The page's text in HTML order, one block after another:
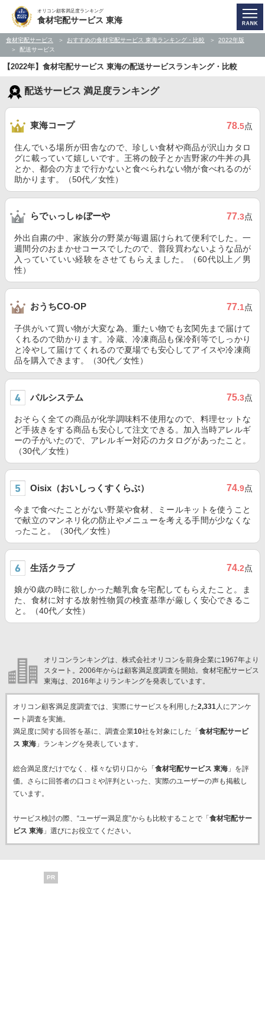
オリコン顧客満足度ランキング
食材宅配サービス 東海
食材宅配サービス おすすめの食材宅配サービス 東海ランキング・比較
2022年版
配送サービス
【2022年】食材宅配サービス 東海の配送サービスランキング・比較
配送サービス 満足度ランキング
東海コープ 78.5点
住んでいる場所が田舎なので、珍しい食材や商品が沢山カタロ
グに載っていて嬉しいです。王将の餃子とか吉野家の牛丼の具
とか、都会の方まで行かないと食べられない物が食べれるのが
助かります。（50代／女性）
らでぃっしゅぼーや 77.3点
外出自粛の中、家族分の野菜が毎週届けられて便利でした。一
週間分のおまかせコースでしたので、普段買わないような品が
入っていていい経験をさせてもらえました。（60代以上／男
性）
おうちCO-OP 77.1点
子供がいて買い物が大変な為、重たい物でも玄関先まで届けて
くれるので助かります。冷蔵、冷凍商品も保冷剤等でしっかり
と冷やして届けてくれるので夏場でも安心してアイスや冷凍商
品を購入できます。（30代／女性）
パルシステム 75.3点
おそらく全ての商品が化学調味料不使用なので、料理セットな
ど手抜きをする商品も安心して注文できる。加入当時アレルギ
ーの子がいたので、アレルギー対応のカタログがあったこと。
（30代／女性）
Oisix（おいしっくすくらぶ） 74.9点
今まで食べたことがない野菜や食材、ミールキットを使うこと
で献立のマンネリ化の防止やメニューを考える手間が少なくな
ったこと。（30代／女性）
生活クラブ 74.2点
娘が0歳の時に欲しかった離乳食を宅配してもらえたこと。ま
た、食材に対する放射性物質の検査基準が厳しく安心できるこ
と。（40代／女性）
オリコンランキングは、株式会社オリコンを前身企業に1967年より
スタート。2006年からは顧客満足度調査を開始。食材宅配サービス
東海は、2016年よりランキングを発表しています。
オリコン顧客満足度調査では、実際にサービスを利用した2,331人にアンケ
ート調査を実施。
満足度に関する回答を基に、調査企業10社を対象にした「 食材宅配サービ
ス 東海」ランキングを発表しています。
総合満足度だけでなく、様々な切り口から「 食材宅配サービス 東海」を評
価。さらに回答者の口コミや評判といった、実際のユーザーの声も掲載し
ています。
サービス検討の際、“ユーザー満足度”からも比較することで「 食材宅配サー
ビス 東海」選びにお役立てください。
PR